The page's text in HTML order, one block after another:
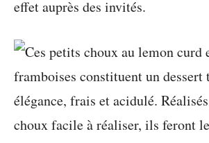
effet auprès des invités.